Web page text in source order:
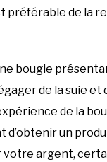
préférable de la
bougie
de la suie et
de la
d’obtenir un
argent,